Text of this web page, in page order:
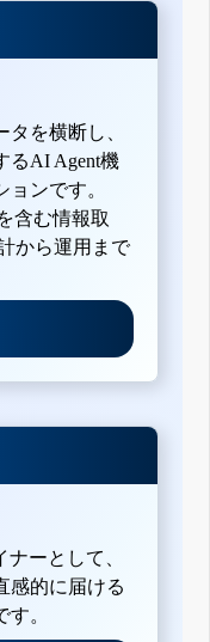
を横断し、
るAI Agent機
ンです。
含む情報取
から運用まで
ーとして、
感的に届ける
。